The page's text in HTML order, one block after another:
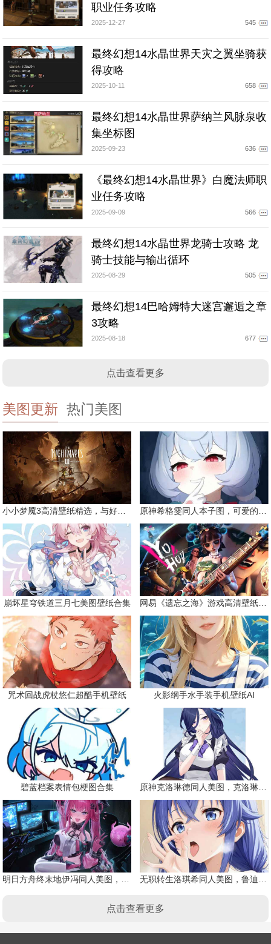
职业任务攻略
2025-12-27 545
最终幻想14水晶世界天灾之翼坐骑获
得攻略
2025-10-11 658
最终幻想14水晶世界萨纳兰风脉泉收
集坐标图
2025-09-23 636
《最终幻想14水晶世界》白魔法师职
业任务攻略
2025-09-09 566
最终幻想14水晶世界龙骑士攻略 龙
骑士技能与输出循环
2025-08-29 505
最终幻想14巴哈姆特大迷宫邂逅之章
3攻略
2025-08-18 677
点击查看更多
美图更新 热门美图
小小梦魇3高清壁纸精选，与好友一同面对恐惧 原神希格雯同人本子图，可爱的双马尾
崩坏星穹铁道三月七美图壁纸合集 网易《遗忘之海》游戏高清壁纸精选
咒术回战虎杖悠仁超酷手机壁纸 火影纲手水手装手机壁纸AI
碧蓝档案表情包梗图合集 原神克洛琳德同人美图，克洛琳德战败会怎样
明日方舟终末地伊冯同人美图，粉毛恶魔伊冯 无职转生洛琪希同人美图，鲁迪的二老婆
点击查看更多